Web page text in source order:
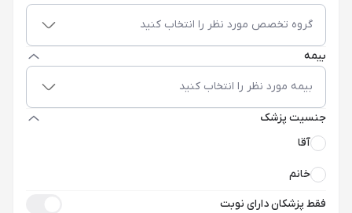
گروه تخصص مورد نظر را انتخاب کنید
بیمه
بیمه مورد نظر را انتخاب کنید
جنسیت پزشک
آقا
خانم
فقط پزشکان دارای نوبت